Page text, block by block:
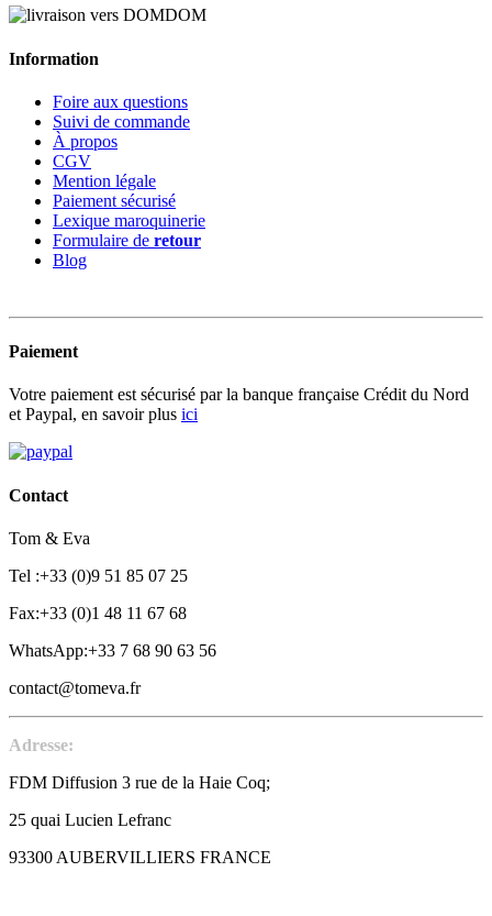
Information
Foire aux questions
Suivi de commande
À propos
CGV
Mention légale
Paiement sécurisé
Lexique maroquinerie
Formulaire de retour
Blog
Paiement
Votre paiement est sécurisé par la banque française Crédit du Nord
et Paypal, en savoir plus ici
Contact
Tom & Eva
Tel :+33 (0)9 51 85 07 25
Fax:+33 (0)1 48 11 67 68
WhatsApp:+33 7 68 90 63 56
contact@tomeva.fr
Adresse:
FDM Diffusion 3 rue de la Haie Coq;
25 quai Lucien Lefranc
93300 AUBERVILLIERS FRANCE